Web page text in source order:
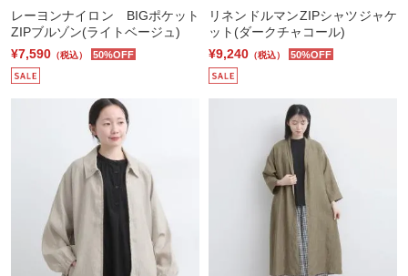
レーヨンナイロン BIGポケット
ZIPブルゾン(ライトベージュ)
¥7,590 （税込） 50%OFF
リネンドルマンZIPシャツジャケ
ット(ダークチャコール)
¥9,240 （税込） 50%OFF